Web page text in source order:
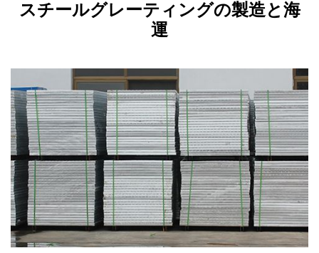
スチールグレーティングの製造と海
運